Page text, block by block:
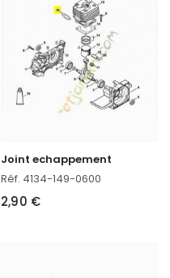
Joint echappement
Réf. 4134-149-0600
2,90 €